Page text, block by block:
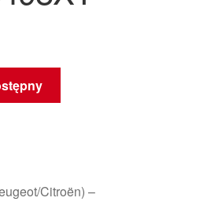
Citroën) –